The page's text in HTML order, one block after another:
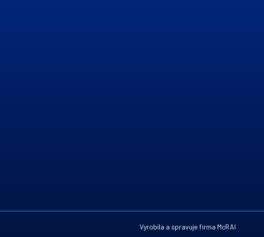
Vyrobila a spravuje firma McRAI